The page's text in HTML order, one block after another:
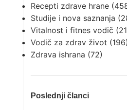
Recepti zdrave hrane
Studije i nova saznanja
Vitalnost i fitnes vodič
Vodič za zdrav život (196)
Zdrava ishrana (72)
Poslednji članci